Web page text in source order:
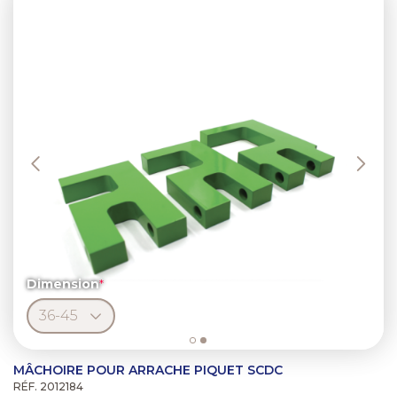
Dimension
MÂCHOIRE POUR ARRACHE PIQUET SCDC
RÉF. 2012184